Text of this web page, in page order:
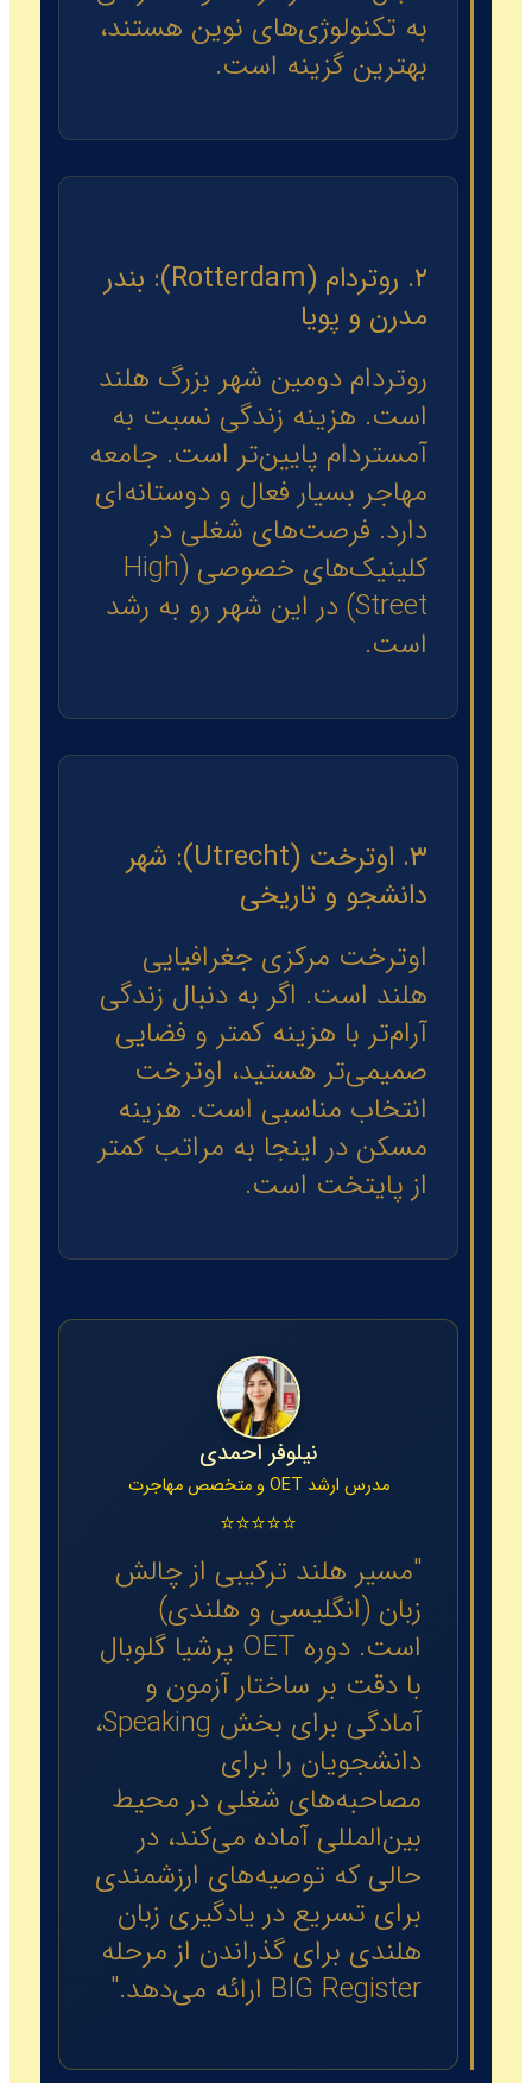
به تکنولوژی‌های نوین هستند،
بهترین گزینه است.
۲. روتردام (Rotterdam): بندر
مدرن و پویا
روتردام دومین شهر بزرگ هلند
است. هزینه زندگی نسبت به
آمستردام پایین‌تر است. جامعه
مهاجر بسیار فعال و دوستانه‌ای
دارد. فرصت‌های شغلی در
کلینیک‌های خصوصی (High
Street) در این شهر رو به رشد
است.
۳. اوترخت (Utrecht): شهر
دانشجو و تاریخی
اوترخت مرکزی جغرافیایی
هلند است. اگر به دنبال زندگی
آرام‌تر با هزینه کمتر و فضایی
صمیمی‌تر هستید، اوترخت
انتخاب مناسبی است. هزینه
مسکن در اینجا به مراتب کمتر
از پایتخت است.
نیلوفر احمدی
مدرس ارشد OET و متخصص مهاجرت
⭐⭐⭐⭐⭐
"مسیر هلند ترکیبی از چالش
زبان (انگلیسی و هلندی)
است. دوره OET پرشیا گلوبال
با دقت بر ساختار آزمون و
آمادگی برای بخش Speaking،
دانشجویان را برای
مصاحبه‌های شغلی در محیط
بین‌المللی آماده می‌کند، در
حالی که توصیه‌های ارزشمندی
برای تسریع در یادگیری زبان
هلندی برای گذراندن از مرحله
BIG Register ارائه می‌دهد."